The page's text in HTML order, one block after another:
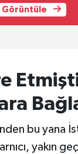
Görüntüle
bu yana
yakın